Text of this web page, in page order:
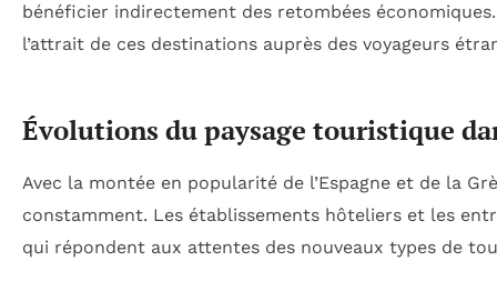
bénéficier indirectement des retombées
l’attrait de ces destinations auprès des voyageurs
Évolutions du paysage touristique
Avec la montée en popularité de l’Espagne et de la
constamment. Les établissements hôteliers et les
qui répondent aux attentes des nouveaux types de